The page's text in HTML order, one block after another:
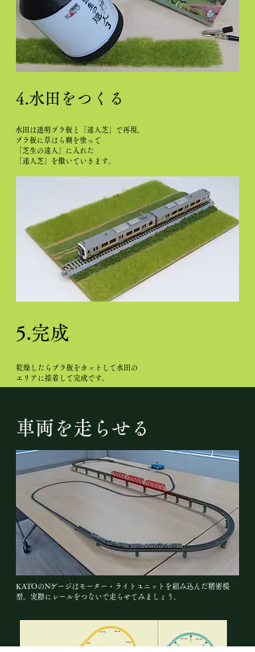
4.水田をつくる
水田は透明プラ板と「達人芝」で再現。
プラ板に草はら糊を塗って
「芝生の達人」に入れた
「達人芝」を撒いていきます。
5.完成
乾燥したらプラ板をカットして水田の
エリアに接着して完成です。
車両を走らせる
KATOのNゲージはモーター・ライトユニットを組み込んだ精密模
型。実際にレールをつないで走らせてみましょう。